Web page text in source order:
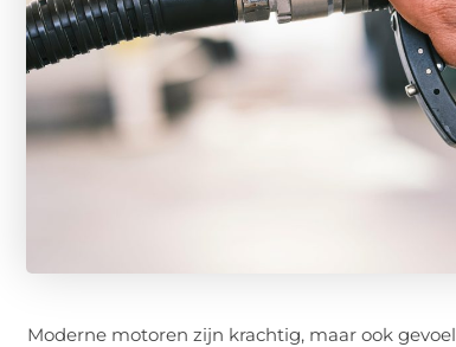
Moderne motoren zijn krachtig, maar ook